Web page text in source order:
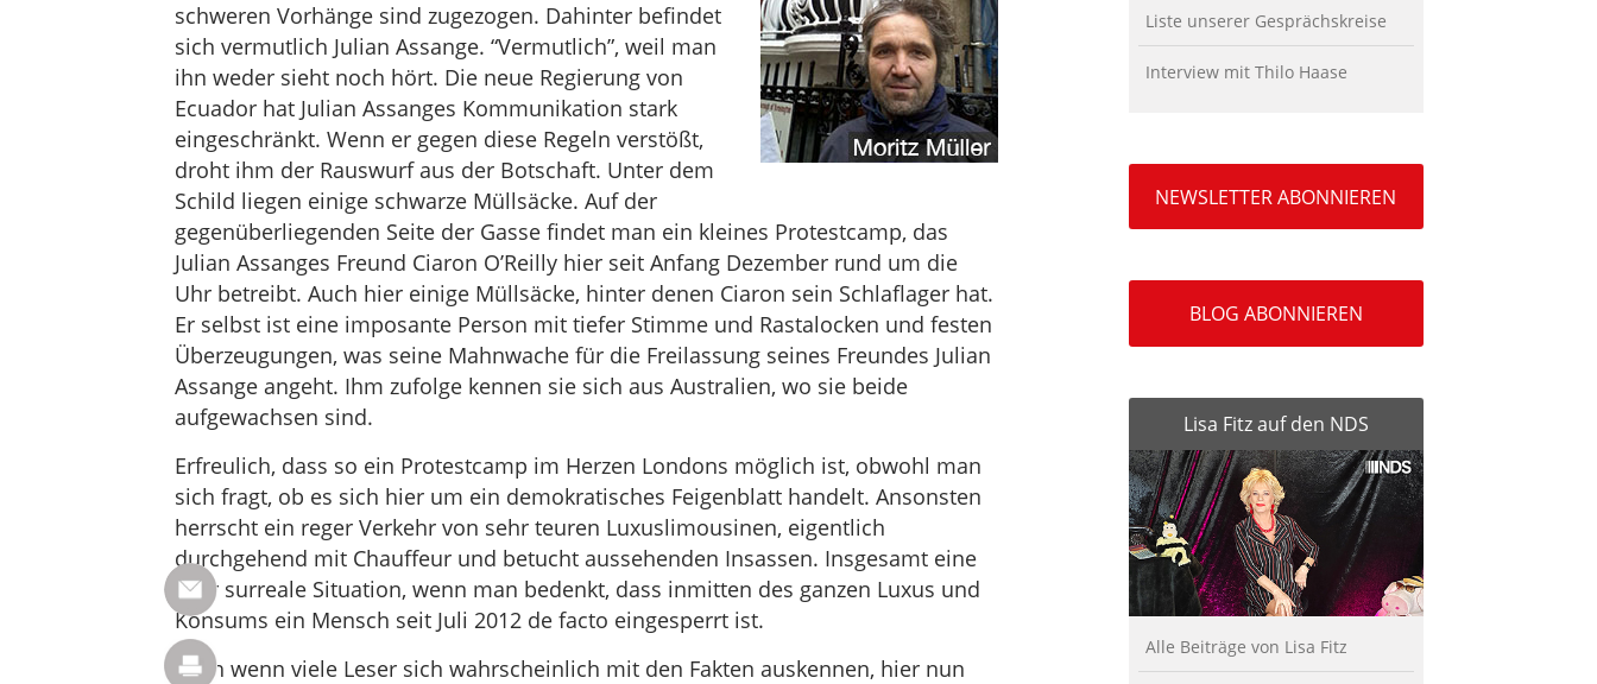
schweren Vorhänge sind zugezogen. Dahinter befindet
sich vermutlich Julian Assange. “Vermutlich”, weil man
ihn weder sieht noch hört. Die neue Regierung von
Ecuador hat Julian Assanges Kommunikation stark
eingeschränkt. Wenn er gegen diese Regeln verstößt,
droht ihm der Rauswurf aus der Botschaft. Unter dem
Schild liegen einige schwarze Müllsäcke. Auf der
gegenüberliegenden Seite der Gasse findet man ein kleines Protestcamp, das
Julian Assanges Freund Ciaron O’Reilly hier seit Anfang Dezember rund um die
Uhr betreibt. Auch hier einige Müllsäcke, hinter denen Ciaron sein Schlaflager hat.
Er selbst ist eine imposante Person mit tiefer Stimme und Rastalocken und festen
Überzeugungen, was seine Mahnwache für die Freilassung seines Freundes Julian
Assange angeht. Ihm zufolge kennen sie sich aus Australien, wo sie beide
aufgewachsen sind.
Erfreulich, dass so ein Protestcamp im Herzen Londons möglich ist, obwohl man
sich fragt, ob es sich hier um ein demokratisches Feigenblatt handelt. Ansonsten
herrscht ein reger Verkehr von sehr teuren Luxuslimousinen, eigentlich
durchgehend mit Chauffeur und betucht aussehenden Insassen. Insgesamt eine
sehr surreale Situation, wenn man bedenkt, dass inmitten des ganzen Luxus und
Konsums ein Mensch seit Juli 2012 de facto eingesperrt ist.
Auch wenn viele Leser sich wahrscheinlich mit den Fakten auskennen, hier nun
Liste unserer Gesprächskreise
Interview mit Thilo Haase
NEWSLETTER ABONNIEREN
BLOG ABONNIEREN
Lisa Fitz auf den NDS
Alle Beiträge von Lisa Fitz